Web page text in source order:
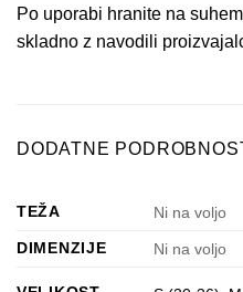
Po uporabi hranite na
skladno z navodili
DODATNE
TEŽA
Ni na voljo
DIMENZIJE
Ni na voljo